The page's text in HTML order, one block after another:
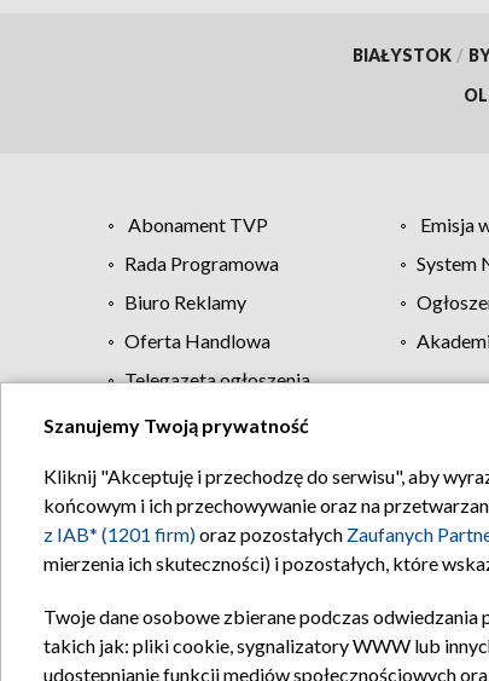
BIAŁYSTOK /
Abonament TVP Emisja
Rada Programowa
System
Biuro Reklamy
Oferta Handlowa
Telegazeta ogłoszenia
Regulamin
Szanujemy Twoją prywatność
Kliknij "Akceptuję i przechodzę do serwisu", aby
końcowym i ich przechowywanie oraz na
z IAB* (1201 firm)oraz pozostałych Zaufanych
mierzenia ich skuteczności) i pozostałych, które
Twoje dane osobowe zbierane podczas odwiedzania
takich jak: pliki cookie, sygnalizatory WWW lub
udostępnianie funkcji mediów społecznościowych